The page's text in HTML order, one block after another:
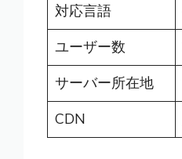
対応言語
ユーザー数
サーバー所在地
CDN